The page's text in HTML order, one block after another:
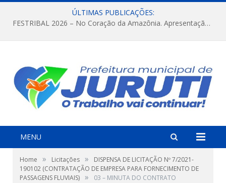
ÚLTIMAS PUBLICAÇÕES:
FESTRIBAL 2026 – No Coração da Amazônia. Apresentação da Munduruku.
MENU
Home » Licitações »
DISPENSA DE LICITAÇÃO Nº 7/2021-
190102 (CONTRATAÇÃO DE EMPRESA PARA FORNECIMENTO DE
PASSAGENS FLUVIAIS) » 03 – MINUTA DO CONTRATO